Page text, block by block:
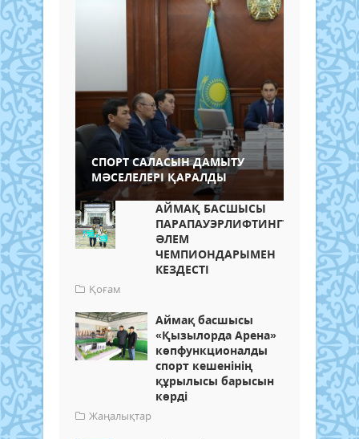
СПОРТ САЛАСЫН ДАМЫТУ
МӘСЕЛЕЛЕРІ ҚАРАЛДЫ
АЙМАҚ БАСШЫСЫ
ПАРАПАУЭРЛИФТИНГТЕН
ӘЛЕМ
ЧЕМПИОНДАРЫМЕН
КЕЗДЕСТІ
Қоғам
Аймақ басшысы
«Қызылорда Арена»
көпфункционалды
спорт кешенінің
құрылысы барысын
көрді
Жаңалықтар